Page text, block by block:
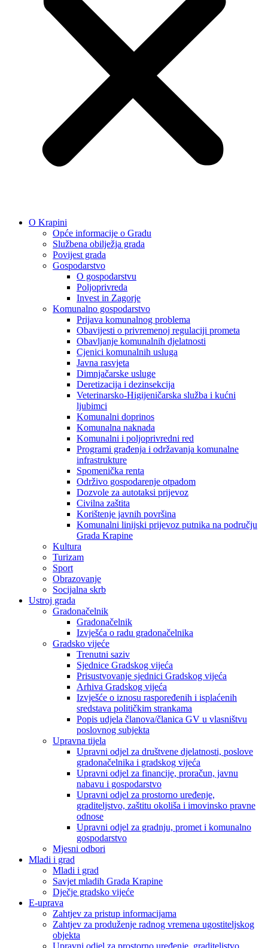
O Krapini
Opće informacije o Gradu
Službena obilježja grada
Povijest grada
Gospodarstvo
O gospodarstvu
Poljoprivreda
Invest in Zagorje
Komunalno gospodarstvo
Prijava komunalnog problema
Obavijesti o privremenoj regulaciji prometa
Obavljanje komunalnih djelatnosti
Cjenici komunalnih usluga
Javna rasvjeta
Dimnjačarske usluge
Deretizacija i dezinsekcija
Veterinarsko-Higijeničarska služba i kućni
ljubimci
Komunalni doprinos
Komunalna naknada
Komunalni i poljoprivredni red
Programi građenja i održavanja komunalne
infrastrukture
Spomenička renta
Održivo gospodarenje otpadom
Dozvole za autotaksi prijevoz
Civilna zaštita
Korištenje javnih površina
Komunalni linijski prijevoz putnika na području
Grada Krapine
Kultura
Turizam
Sport
Obrazovanje
Socijalna skrb
Ustroj grada
Gradonačelnik
Gradonačelnik
Izvješća o radu gradonačelnika
Gradsko vijeće
Trenutni saziv
Sjednice Gradskog vijeća
Prisustvovanje sjednici Gradskog vijeća
Arhiva Gradskog vijeća
Izvješće o iznosu raspoređenih i isplaćenih
sredstava političkim strankama
Popis udjela članova/članica GV u vlasništvu
poslovnog subjekta
Upravna tijela
Upravni odjel za društvene djelatnosti, poslove
gradonačelnika i gradskog vijeća
Upravni odjel za financije, proračun, javnu
nabavu i gospodarstvo
Upravni odjel za prostorno uređenje,
graditeljstvo, zaštitu okoliša i imovinsko pravne
odnose
Upravni odjel za gradnju, promet i komunalno
gospodarstvo
Mjesni odbori
Mladi i grad
Mladi i grad
Savjet mladih Grada Krapine
Dječje gradsko vijeće
E-uprava
Zahtjev za pristup informacijama
Zahtjev za produženje radnog vremena ugostiteljskog
objekta
Upravni odjel za prostorno uređenje, graditeljstvo,